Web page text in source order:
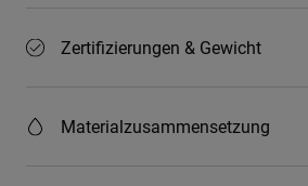
Zertifizierungen & Gewicht
Materialzusammensetzung